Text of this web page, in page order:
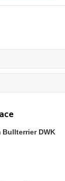
DWK